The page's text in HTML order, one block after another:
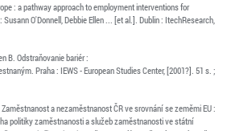
: a pathway approach to employment interventions for
O'Donnell, Debbie Ellen ... [et al.]. Dublin : ItechResearch,
B. Odstraňovanie bariér :
Praha : IEWS - European Studies Center, [2001?]. 51 s. ;
a nezaměstnanost ČR ve srovnání se zeměmi EU :
politiky zaměstnanosti a služeb zaměstnanosti ve státní